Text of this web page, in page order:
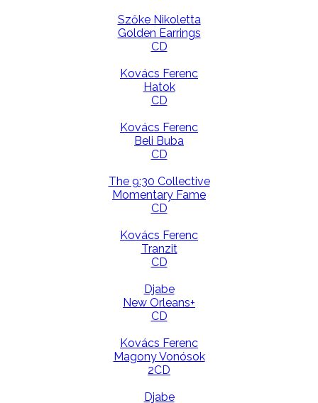
Szőke Nikoletta
Golden Earrings
CD
Kovács Ferenc
Hatok
CD
Kovács Ferenc
Beli Buba
CD
The 9:30 Collective
Momentary Fame
CD
Kovács Ferenc
Tranzit
CD
Djabe
New Orleans+
CD
Kovács Ferenc
Magony Vonósok
2CD
Djabe